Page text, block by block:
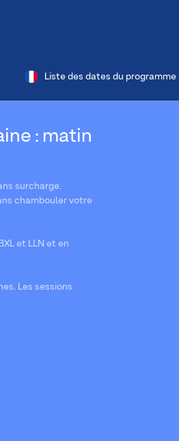
Liste des dates du programme
: matin
surcharge.
chambouler votre
et LLN et en
Les sessions